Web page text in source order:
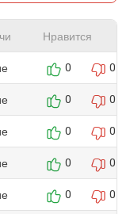
Нравится
0 0
0 0
0 0
0 0
0 0